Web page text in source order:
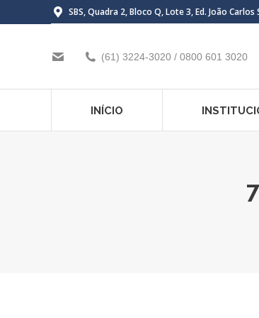
SBS, Quadra 2, Bloco Q, Lote 3, Ed. João
(61) 3224-3020 / 0800 601 3020
INÍCIO